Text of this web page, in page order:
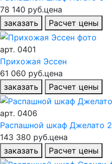
78 140 руб.цена
заказать
Расчет цены
арт. 0401
Прихожая Эссен
61 060 руб.цена
заказать
Расчет цены
арт. 0406
Распашной шкаф Джелато 2
143 380 руб.цена
заказать
Расчет цены